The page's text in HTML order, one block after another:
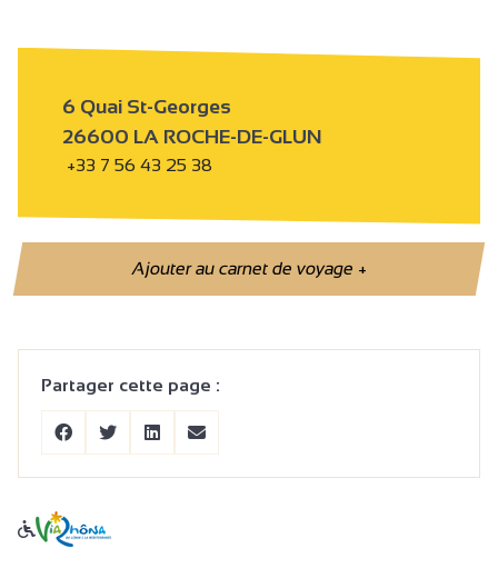
6 Quai St-Georges
26600 LA ROCHE-DE-GLUN
+33 7 56 43 25 38
Ajouter au carnet de voyage+
Partager cette page :